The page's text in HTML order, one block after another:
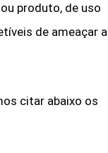
produto, de uso
de ameaçar a
citar abaixo os